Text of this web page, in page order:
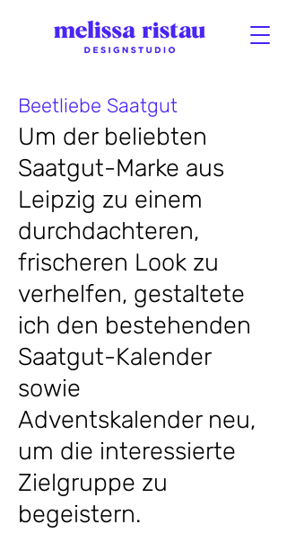
Beetliebe Saatgut
Um der beliebten
Saatgut-Marke aus
Leipzig zu einem
durchdachteren,
frischeren Look zu
verhelfen, gestaltete
ich den bestehenden
Saatgut-Kalender
sowie
Adventskalender neu,
um die interessierte
Zielgruppe zu
begeistern.